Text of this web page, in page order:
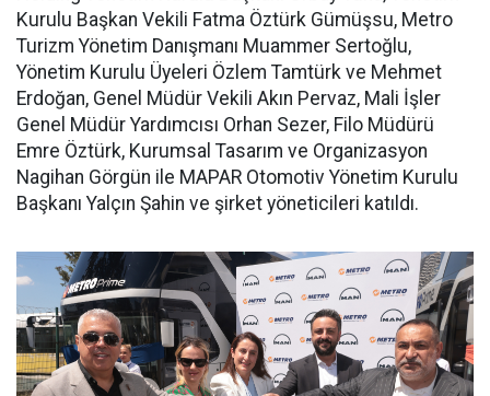
Kurulu Başkan Vekili Fatma Öztürk Gümüşsu, Metro
Turizm Yönetim Danışmanı Muammer Sertoğlu,
Yönetim Kurulu Üyeleri Özlem Tamtürk ve Mehmet
Erdoğan, Genel Müdür Vekili Akın Pervaz, Mali İşler
Genel Müdür Yardımcısı Orhan Sezer, Filo Müdürü
Emre Öztürk, Kurumsal Tasarım ve Organizasyon
Nagihan Görgün ile MAPAR Otomotiv Yönetim Kurulu
Başkanı Yalçın Şahin ve şirket yöneticileri katıldı.